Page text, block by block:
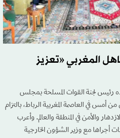
المغربي «تعزيز
رئيس لجنة القوات المسلحة بمجلس
أمس في العاصمة المغربية الرباط، بالتزام
والأمن في المنطقة والعالم. وأعرب
أجراها مع وزير الشؤون الخارجية